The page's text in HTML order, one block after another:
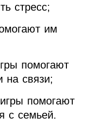
стресс;
им
помогают
на связи;
помогают
с семьей.